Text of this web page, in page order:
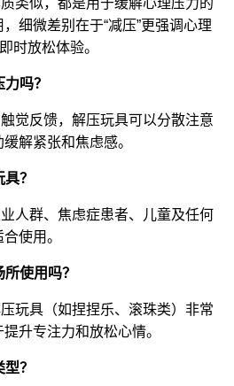
类似，都是用于缓解心理压力的
细微差别在于“减压”更强调心理
时放松体验。
吗？
觉反馈，解压玩具可以分散注意
解紧张和焦虑感。
？
人群、焦虑症患者、儿童及任何
使用。
使用吗？
玩具（如捏捏乐、滚珠类）非常
升专注力和放松心情。
？